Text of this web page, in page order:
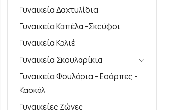
Γυναικεία Δαχτυλίδια
Γυναικεία Καπέλα -Σκούφοι
Γυναικεία Κολιέ
Γυναικεία Σκουλαρίκια
Γυναικεία Φουλάρια - Εσάρπες -
Κασκόλ
Γυναικείες Ζώνες